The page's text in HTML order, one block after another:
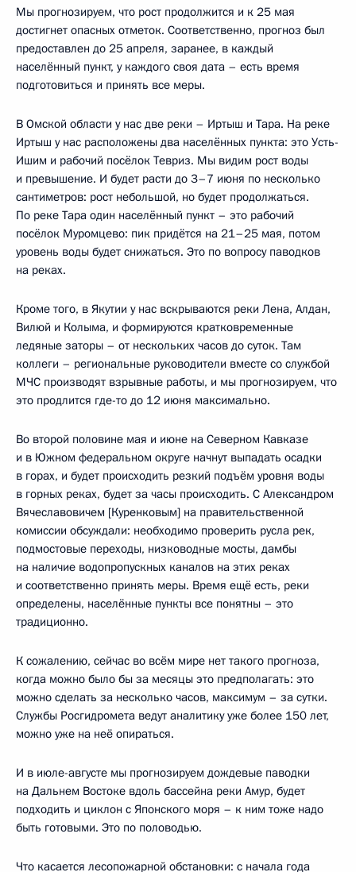
Мы прогнозируем, что рост продолжится и к 25 мая
достигнет опасных отметок. Соответственно, прогноз был
предоставлен до 25 апреля, заранее, в каждый
населённый пункт, у каждого своя дата – есть время
подготовиться и принять все меры.
В Омской области у нас две реки – Иртыш и Тара. На реке
Иртыш у нас расположены два населённых пункта: это Усть-
Ишим и рабочий посёлок Тевриз. Мы видим рост воды
и превышение. И будет расти до 3–7 июня по несколько
сантиметров: рост небольшой, но будет продолжаться.
По реке Тара один населённый пункт – это рабочий
посёлок Муромцево: пик придётся на 21–25 мая, потом
уровень воды будет снижаться. Это по вопросу паводков
на реках.
Кроме того, в Якутии у нас вскрываются реки Лена, Алдан,
Вилюй и Колыма, и формируются кратковременные
ледяные заторы – от нескольких часов до суток. Там
коллеги – региональные руководители вместе со службой
МЧС производят взрывные работы, и мы прогнозируем, что
это продлится где-то до 12 июня максимально.
Во второй половине мая и июне на Северном Кавказе
и в Южном федеральном округе начнут выпадать осадки
в горах, и будет происходить резкий подъём уровня воды
в горных реках, будет за часы происходить. С Александром
Вячеславовичем [Куренковым] на правительственной
комиссии обсуждали: необходимо проверить русла рек,
подмостовые переходы, низководные мосты, дамбы
на наличие водопропускных каналов на этих реках
и соответственно принять меры. Время ещё есть, реки
определены, населённые пункты все понятны – это
традиционно.
К сожалению, сейчас во всём мире нет такого прогноза,
когда можно было бы за месяцы это предполагать: это
можно сделать за несколько часов, максимум – за сутки.
Службы Росгидромета ведут аналитику уже более 150 лет,
можно уже на неё опираться.
И в июле-августе мы прогнозируем дождевые паводки
на Дальнем Востоке вдоль бассейна реки Амур, будет
подходить и циклон с Японского моря – к ним тоже надо
быть готовыми. Это по половодью.
Что касается лесопожарной обстановки: с начала года